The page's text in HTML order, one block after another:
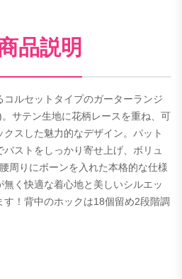
品説明
ルセットタイプのガーターランジ
サテン生地に花柄レースを重ね、可
スした魅力的なデザイン。パット
ストをしっかり寄せ上げ、ボリュ
周りにボーンを入れた本格的な仕様
く快適な着心地と美しいシルエッ
す！背中のホックは18個留め2段階調